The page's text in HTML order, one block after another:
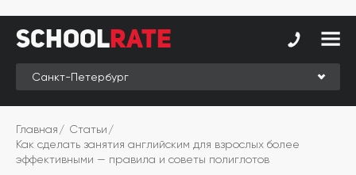
School
Rate
Рейтинг
Online-
рейтинг
SchoolRate
Главная
Статьи
Как сделать занятия английским для взрослых более
эффективными — правила и советы полиглотов